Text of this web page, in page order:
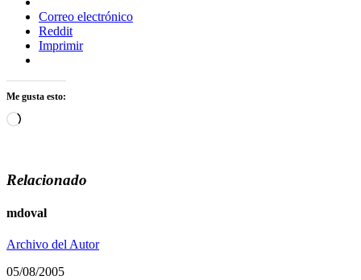
Correo electrónico
Reddit
Imprimir
Me gusta esto:
Cargando...
Relacionado
mdoval
Archivo del Autor
05/08/2005